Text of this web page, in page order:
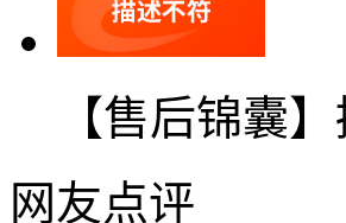
【售后锦囊
网友点评